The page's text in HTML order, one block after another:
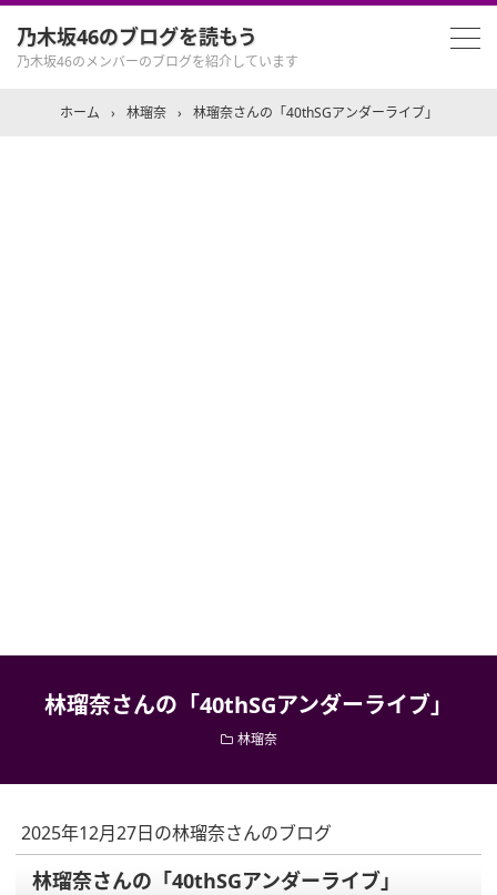
乃木坂46のブログを読もう
乃木坂46のメンバーのブログを紹介しています
ホーム › 林瑠奈 › 林瑠奈さんの「40thSGアンダーライブ」
林瑠奈さんの「40thSGアンダーライブ」
林瑠奈
2025年12月27日の林瑠奈さんのブログ
林瑠奈さんの「40thSGアンダーライブ」